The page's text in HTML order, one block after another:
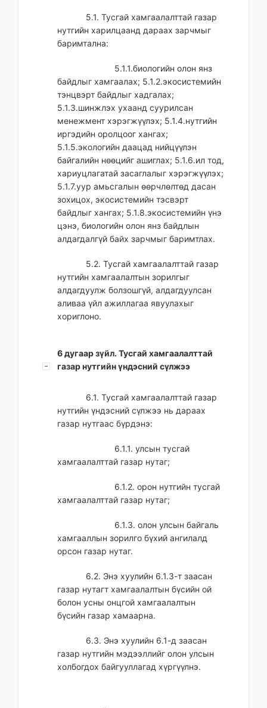
5.1. Тусгай хамгаалалттай газар
нутгийн харилцаанд дараах зарчмыг
баримтална:
5.1.1.биологийн олон янз
байдлыг хамгаалах; 5.1.2.экосистемийн
тэнцвэрт байдлыг хадгалах;
5.1.3.шинжлэх ухаанд суурилсан
менежмент хэрэгжүүлэх; 5.1.4.нутгийн
иргэдийн оролцоог хангах;
5.1.5.экологийн даацад нийцүүлэн
байгалийн нөөцийг ашиглах; 5.1.6.ил тод,
хариуцлагатай засаглалыг хэрэгжүүлэх;
5.1.7.уур амьсгалын өөрчлөлтөд дасан
зохицох, экосистемийн тэсвэрт
байдлыг хангах; 5.1.8.экосистемийн үнэ
цэнэ, биологийн олон янз байдлын
алдагдалгүй байх зарчмыг баримтлах.
5.2. Тусгай хамгаалалттай газар
нутгийн хамгаалалтын зорилгыг
алдагдуулж болзошгүй, алдагдуулсан
аливаа үйл ажиллагаа явуулахыг
хориглоно.
6 дугаар зүйл. Тусгай хамгаалалттай
газар нутгийн үндэсний сүлжээ
6.1. Тусгай хамгаалалттай газар
нутгийн үндэсний сүлжээ нь дараах
газар нутгаас бүрдэнэ:
6.1.1. улсын тусгай
хамгаалалттай газар нутаг;
6.1.2. орон нутгийн тусгай
хамгаалалттай газар нутаг;
6.1.3. олон улсын байгаль
хамгааллын зорилго бүхий ангилалд
орсон газар нутаг.
6.2. Энэ хуулийн 6.1.3-т заасан
газар нутагт хамгаалалтын бүсийн ой
болон усны онцгой хамгаалалтын
бүсийн газар хамаарна.
6.3. Энэ хуулийн 6.1-д заасан
газар нутгийн мэдээллийг олон улсын
холбогдох байгууллагад хүргүүлнэ.